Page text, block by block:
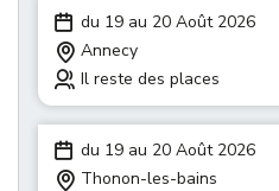
du 19 au 20 Août 2026
Annecy
Il reste des places
du 19 au 20 Août 2026
Thonon-les-bains